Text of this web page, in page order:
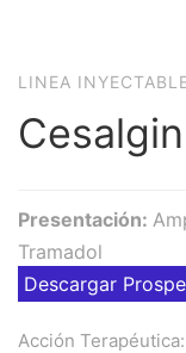
LINEA
Cesalgin
Presentación:
Tramadol
Descargar
Acción Terapéutica: